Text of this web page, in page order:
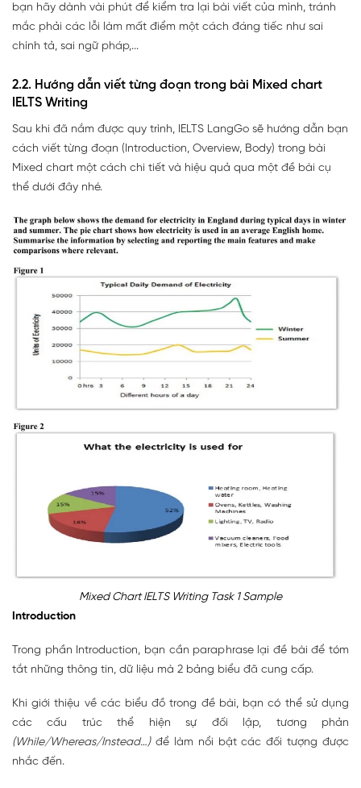
bạn hãy dành vài phút để kiểm tra lại bài viết của mình, tránh
mắc phải các lỗi làm mất điểm một cách đáng tiếc như sai
chính tả, sai ngữ pháp,...
2.2. Hướng dẫn viết từng đoạn trong bài Mixed chart
IELTS Writing
Sau khi đã nắm được quy trình, IELTS LangGo sẽ hướng dẫn bạn
cách viết từng đoạn (Introduction, Overview, Body) trong bài
Mixed chart một cách chi tiết và hiệu quả qua một đề bài cụ
thể dưới đây nhé.
Mixed Chart IELTS Writing Task 1 Sample
Introduction
Trong phần Introduction, bạn cần paraphrase lại đề bài để tóm
tắt những thông tin, dữ liệu mà 2 bảng biểu đã cung cấp.
Khi giới thiệu về các biểu đồ trong đề bài, bạn có thể sử dụng
các cấu trúc thể hiện sự đối lập, tương phản
(While/Whereas/Instead…)để làm nổi bật các đối tượng được
nhắc đến.